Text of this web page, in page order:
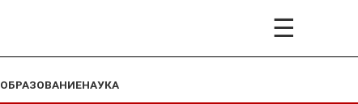
☰
ОБРАЗОВАНИЕНАУКА